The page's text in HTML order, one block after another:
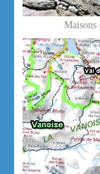
Maisons